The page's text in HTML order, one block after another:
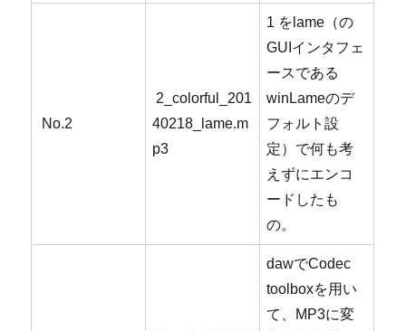
No.2
2_colorful_201
40218_lame.m
p3
1 をlame（の
GUIインタフェ
ースである
winLameのデ
フォルト設
定）で何も考
えずにエンコ
ードしたも
の。
dawでCodec
toolboxを用い
て、MP3に変